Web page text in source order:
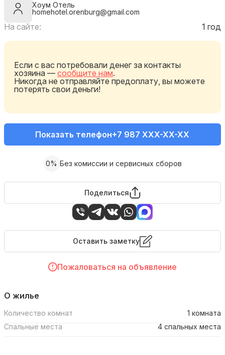
Хоум Отель
homehotel.orenburg@gmail.com
На сайте: 1 год
Если с вас потребовали денег за контакты
хозяина — сообщите нам.
Никогда не отправляйте предоплату, вы можете
потерять свои деньги!
Показать телефон+7 987 XXX-XX-XX
0% Без комиссии и сервисных сборов
Поделиться
Оставить заметку
Пожаловаться на объявление
О жилье
Количество комнат
1 комната
Спальные места
4 спальных места